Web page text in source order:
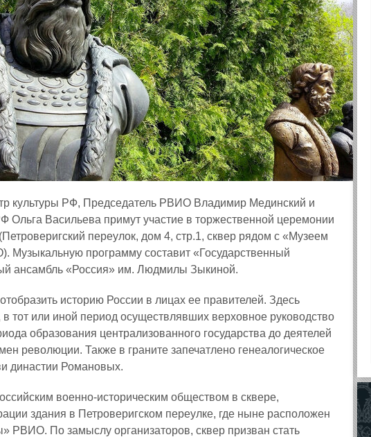
культуры РФ, Председатель РВИО Владимир Мединский и
Ольга Васильева примут участие в торжественной церемонии
переулок, дом 4, стр.1, сквер рядом с «Музеем
программу составит «Государственный
ансамбль «Россия» им. Людмилы Зыкиной.
историю России в лицах ее правителей. Здесь
тот или иной период осуществлявших верховное руководство
образования централизованного государства до деятелей
революции. Также в граните запечатлено генеалогическое
династии Романовых.
военно-историческим обществом в сквере,
здания в Петроверигском переулке, где ныне расположен
По замыслу организаторов, сквер призван стать